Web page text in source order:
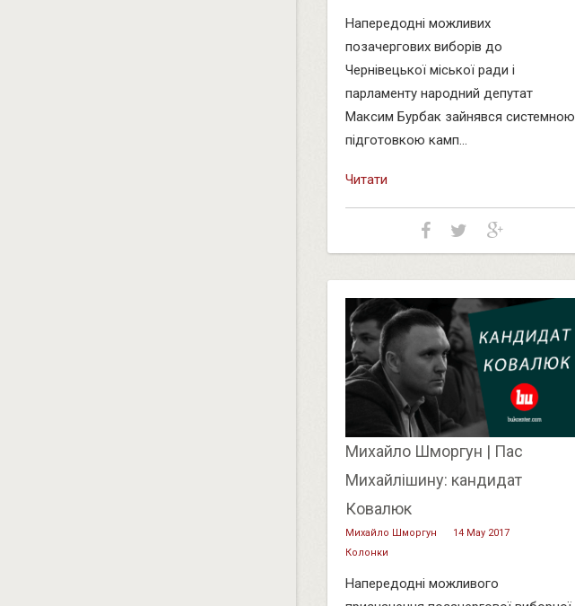
Напередодні можливих
позачергових виборів до
Чернівецької міської ради і
парламенту народний депутат
Максим Бурбак зайнявся системною
підготовкою камп...
Читати
Михайло Шморгун | Пас
Михайлішину: кандидат
Ковалюк
Михайло Шморгун
14 May 2017
Колонки
Напередодні можливого